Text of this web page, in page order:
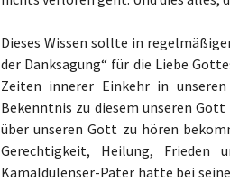
Dieses Wissen sollte in
der Danksagung“ für die Liebe
Zeiten innerer Einkehr in
Bekenntnis zu diesem unseren
über unseren Gott zu hören
Gerechtigkeit, Heilung,
Kamaldulenser-Pater hatte bei